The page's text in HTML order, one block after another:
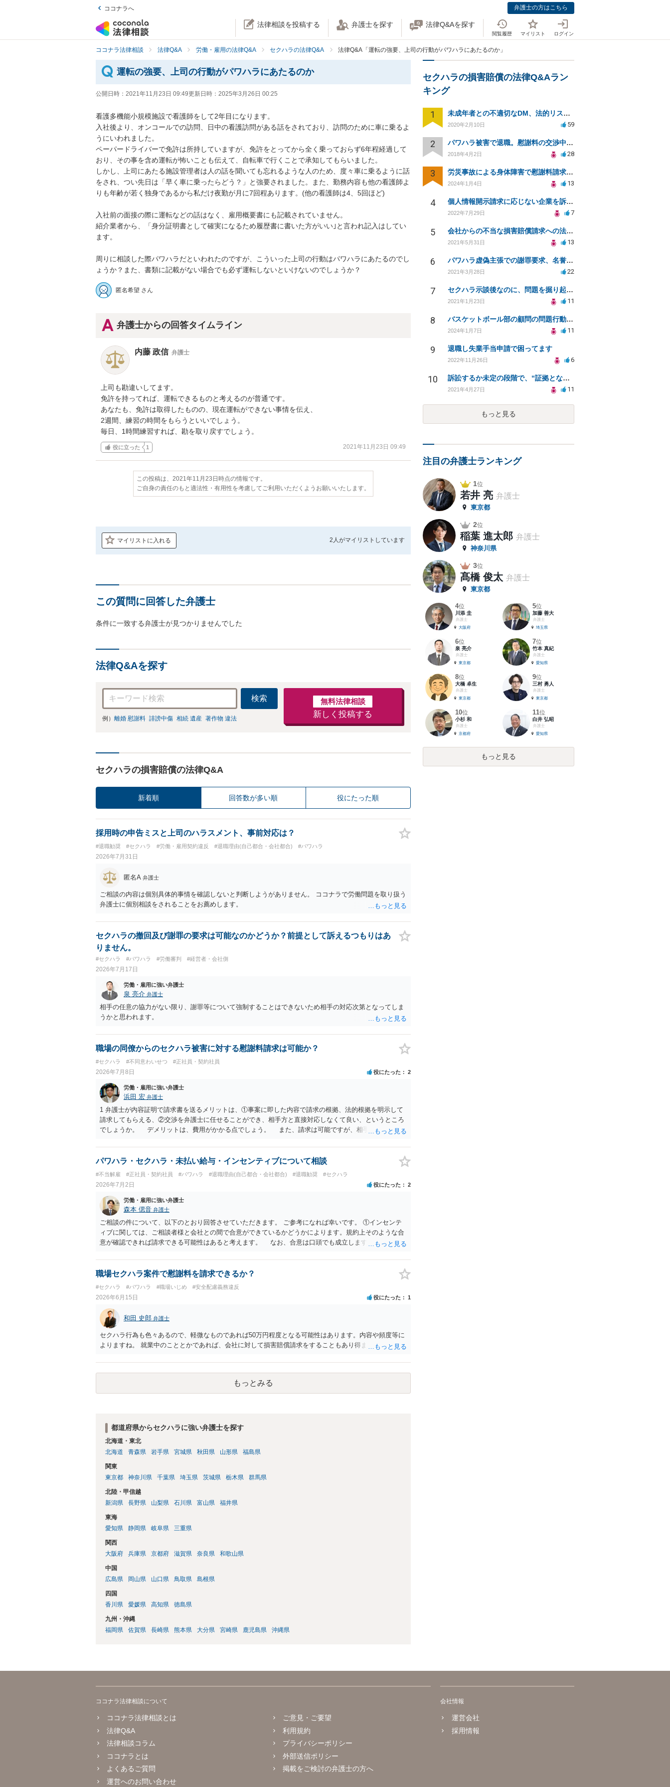
ココナラへ 弁護士の方はこちら
法律相談を投稿する 弁護士を探す 法律Q&Aを探す
閲覧履歴 マイリスト ログイン
ココナラ法律相談 法律Q&A 労働・雇用の法律Q&A セクハラの法律Q&A 法律Q&A「運転の強要、上司の行動がパワハラにあたるのか」
運転の強要、上司の行動がパワハラにあたるのか
公開日時： 2021年11月23日 09:49更新日時： 2025年3月26日 00:25
看護多機能小規模施設で看護師をして2年目になります。
入社後より、オンコールでの訪問、日中の看護訪問がある話をされており、訪問のために車に乗るよ
うにいわれました。
ペーパードライバーで免許は所持していますが、免許をとってから全く乗っておらず6年程経過して
おり、その事を含め運転が怖いことも伝えて、自転車で行くことで承知してもらいました。
しかし、上司にあたる施設管理者は人の話を聞いても忘れるような人のため、度々車に乗るように話
をされ、つい先日は「早く車に乗ったらどう？」と強要されました。また、勤務内容も他の看護師よ
りも年齢が若く独身であるから私だけ夜勤が月に7回程あります。(他の看護師は4、5回ほど)
入社前の面接の際に運転などの話はなく、雇用概要書にも記載されていません。
紹介業者から、「身分証明書として確実になるため履歴書に書いた方がいい｣と言われ記入はしてい
ます。
周りに相談した際パワハラだといわれたのですが、こういった上司の行動はパワハラにあたるのでし
ょうか？また、書類に記載がない場合でも必ず運転しないといけないのでしょうか？
匿名希望 さん
弁護士からの回答タイムライン
内藤 政信 弁護士
上司も勘違いしてます。
免許を持ってれば、運転できるものと考えるのが普通です。
あなたも、免許は取得したものの、現在運転ができない事情を伝え、
2週間、練習の時間をもらうといいでしょう。
毎日、1時間練習すれば、勘を取り戻すでしょう。
役に立った 1 2021年11月23日 09:49
この投稿は、2021年11月23日時点の情報です。
ご自身の責任のもと適法性・有用性を考慮してご利用いただくようお願いいたします。
マイリストに入れる 2人がマイリストしています
この質問に回答した弁護士
条件に一致する弁護士が見つかりませんでした
法律Q&Aを探す
検索
例） 離婚 慰謝料 誹謗中傷 相続 遺産 著作物 違法
無料法律相談
新しく投稿する
セクハラの損害賠償の法律Q&A
新着順 回答数が多い順 役にたった順
採用時の申告ミスと上司のハラスメント、事前対応は？
#退職勧奨 #セクハラ #労働・雇用契約違反 #退職理由(自己都合・会社都合) #パワハラ
2026年7月31日
匿名A 弁護士
ご相談の内容は個別具体的事情を確認しないと判断しようがありません。 ココナラで労働問題を取り扱う
弁護士に個別相談をされることをお薦めします。
セクハラの撤回及び謝罪の要求は可能なのかどうか？前提として訴えるつもりはあ
りません。
#セクハラ #パワハラ #労働審判 #経営者・会社側
2026年7月17日
労働・雇用に強い弁護士
泉 亮介 弁護士
相手の任意の協力がない限り、謝罪等について強制することはできないため相手の対応次第となってしま
うかと思われます。
職場の同僚からのセクハラ被害に対する慰謝料請求は可能か？
#セクハラ #不同意わいせつ #正社員・契約社員
2026年7月8日 役にたった 2
労働・雇用に強い弁護士
浜田 宏 弁護士
1 弁護士が内容証明で請求書を送るメリットは、①事案に即した内容で請求の根拠、法的根拠を明示して
請求してもらえる、②交渉を弁護士に任せることができ、相手方と直接対応しなくて良い、というところ
でしょうか。 デメリットは、費用がかかる点でしょう。 また、請求は可能ですが、相手が任意に払
観点から、裁判の証拠にする場合には注意が必要です(証拠排除される場合があります。)。 ３ 会社がど
ういう証拠に基づいて、誰が判断したかわかりませんが、会社がセクハラ認定しなかったからといって、
中傷したり、噂話を流したりしないようにして下さい。そういう報復的なことをしなければ名誉毀損には
なりません。反訴は貴女が加害行為をしなければ、通常は起こされません。 ５ 裁判をして、和解すれば
和解金が入ります。 勝訴判決を得て確定すれば、判決認容額を払ってもらいます。任意に支払わない場
合には、給与や預貯金、不動産などの財産を差押えます。 敗訴した場合、何も得られません。 ６ 弁
護士費用は請求額や事件の難易度によって変わります。また、現在は弁護士報酬は自由化されていますの
で、依頼する弁護士によっても費用は変わってきます。
パワハラ・セクハラ・未払い給与・インセンティブについて相談
#不当解雇 #正社員・契約社員 #パワハラ #退職理由(自己都合・会社都合) #退職勧奨 #セクハラ
2026年7月2日 役にたった 2
労働・雇用に強い弁護士
森本 偲音 弁護士
ご相談の件について、以下のとおり回答させていただきます。 ご参考になれば幸いです。 ①インセンテ
ィブに関しては、ご相談者様と会社との間で合意ができているかどうかによります。規約上そのような合
意が確認できれば請求できる可能性はあると考えます。 なお、合意は口頭でも成立しますが、裁判等で
す。 ②未払給与に関しては労務を提供しているのにもかかわらず支払われていない場合は、契約違反とな
りますので請求可能かと存じます。 ③休日・時間外労働については、休日・時間外労働があったことを示
動の内容によって判断が分かれますので、録音データやLINEでのやり取り等を確認する必要があるかと存
じます。 ⑤退職勧奨については退職する意思がないのであればきっぱりと断ればよく、解雇については不
当な解雇である場合には解雇無効を争うなどの対応が考えられます。 回答としては以上になりますが、ま
ずは、資料一式をご持参いただき最寄りの法律事務所にご相談するか、労働基準監督署に相談する等の対
応をしていただくことが望ましいと考えます。
職場セクハラ案件で慰謝料を請求できるか？
#セクハラ #パワハラ #職場いじめ #安全配慮義務違反
2026年6月15日 役にたった 1
和田 史郎 弁護士
セクハラ行為も色々あるので、軽微なものであれば50万円程度となる可能性はあります。内容や頻度等に
よりますね。 就業中のこととかであれば、会社に対して損害賠償請求をすることもあり得ます。
もっとみる
都道府県からセクハラに強い弁護士を探す
北海道・東北
北海道
青森県 岩手県 宮城県 秋田県 山形県 福島県
関東
東京都
神奈川県 千葉県 埼玉県 茨城県 栃木県 群馬県
北陸・甲信越
新潟県
長野県 山梨県 石川県 富山県 福井県
東海
愛知県
静岡県 岐阜県 三重県
関西
大阪府
兵庫県 京都府 滋賀県 奈良県 和歌山県
中国
広島県
岡山県 山口県 鳥取県 島根県
四国
香川県
愛媛県 高知県 徳島県
九州・沖縄
福岡県
佐賀県 長崎県 熊本県 大分県 宮崎県 鹿児島県 沖縄県
セクハラの損害賠償の法律Q&Aラン
キング
1 未成年者との不適切なDM、法的リスクと安全対策は？
2020年2月10日 59
2 パワハラ被害で退職。慰謝料の交渉中に勤務先側が弁護士を立ててきました
2018年4月2日 28
3 労災事故による身体障害で慰謝料請求はできるのでしょうか？
2024年1月4日 13
4 個人情報開示請求に応じない企業を訴えたい
2022年7月29日 7
5 会社からの不当な損害賠償請求への法的対処方法
2021年5月31日 13
6 パワハラ虚偽主張での謝罪要求、名誉毀損への対応策は？
2021年3月28日 22
7 セクハラ示談後なのに、問題を掘り起こされました。
2021年1月23日 11
8 バスケットボール部の顧問の問題行動について訴えることは可能でしょうか？
2024年1月7日 11
9 退職し失業手当申請で困ってます
2022年11月26日 6
10 訴訟するか未定の段階で、“証拠となり得る物の保管”を会社に応じてもらえる方法は在りますか?
2021年4月27日 11
もっと見る
注目の弁護士ランキング
1位
若井 亮 弁護士
東京都
2位
稲葉 進太郎 弁護士
神奈川県
3位
髙橋 俊太 弁護士
東京都
4位
川添 圭
弁護士
大阪府
5位
加藤 善大
弁護士
埼玉県
6位
泉 亮介
弁護士
東京都
7位
竹本 真紀
弁護士
愛知県
8位
大橋 卓生
弁護士
東京都
9位
三村 勇人
弁護士
東京都
10位
小杉 和
弁護士
京都府
11位
白井 弘昭
弁護士
愛知県
もっと見る
ココナラ法律相談について
ココナラ法律相談とは
法律Q&A
法律相談コラム
ココナラとは
よくあるご質問
運営へのお問い合わせ
ご意見・ご要望
利用規約
プライバシーポリシー
外部送信ポリシー
掲載をご検討の弁護士の方へ
会社情報
運営会社
採用情報